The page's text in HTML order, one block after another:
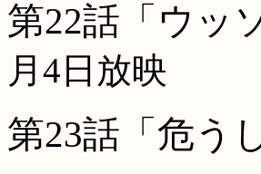
第22話「ウッ
月4日放映
第23話「危う